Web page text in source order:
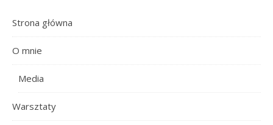
Strona główna
O mnie
Media
Warsztaty